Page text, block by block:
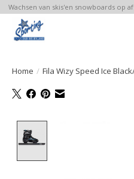
Wachsen van skis'en snowboards op
Home / Fila Wizy Speed Ice